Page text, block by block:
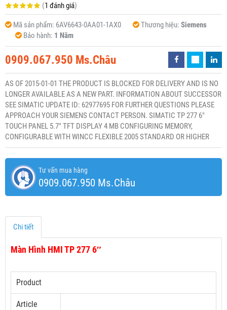
(1 đánh giá)
Mã sản phẩm: 6AV6643-0AA01-1AX0 Thương hiệu: Siemens
Bảo hành: 1 Năm
0909.067.950 Ms.Châu
AS OF 2015-01-01 THE PRODUCT IS BLOCKED FOR DELIVERY AND IS NO
LONGER AVAILABLE AS A NEW PART. INFORMATION ABOUT SUCCESSOR
SEE SIMATIC UPDATE ID: 62977695 FOR FURTHER QUESTIONS PLEASE
APPROACH YOUR SIEMENS CONTACT PERSON. SIMATIC TP 277 6"
TOUCH PANEL 5.7" TFT DISPLAY 4 MB CONFIGURING MEMORY,
CONFIGURABLE WITH WINCC FLEXIBLE 2005 STANDARD OR HIGHER
Tư vấn mua hàng
0909.067.950 Ms.Châu
Chi tiết
Màn Hình HMI TP 277 6″
Product
Article